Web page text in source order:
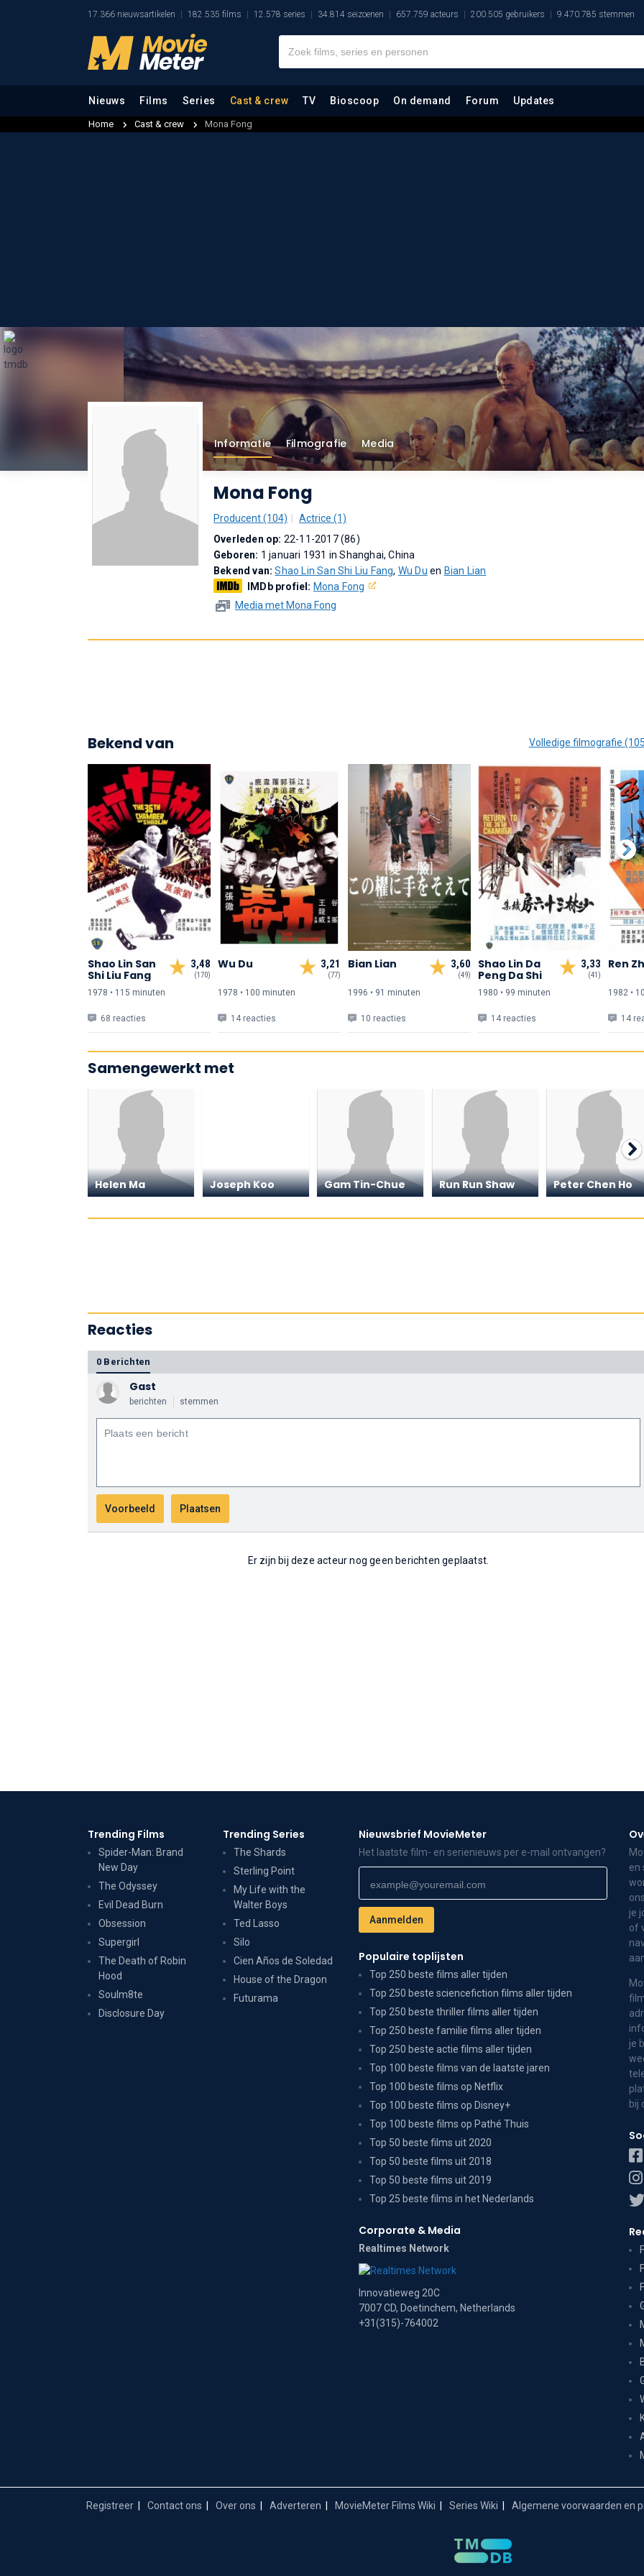
17.366 nieuwsartikelen 182.535 films 12.578 series 34.814 seizoenen 657.759 acteurs 200.505 gebruikers 9.470.785 stemmen
Nieuws Films Series Cast & crew TV Bioscoop On demand Forum Updates
Home Cast & crew Mona Fong
Informatie Filmografie Media
Mona Fong
Producent (104)
Actrice (1)
Overleden op: 22-11-2017 (86)
Geboren: 1 januari 1931 in Shanghai, China
Bekend van:Shao Lin San Shi Liu Fang, Wu Du en Bian Lian
IMDb profiel: Mona Fong
Media met Mona Fong
Bekend van Volledige filmografie
3,48
(170)
Shao Lin San
Shi Liu Fang
1978 • 115 minuten
68 reacties
3,21
(77)
Wu Du
1978 • 100 minuten
14 reacties
3,60
(49)
Bian Lian
1996 • 91 minuten
10 reacties
3,33
(41)
Shao Lin Da
Peng Da Shi
1980 • 99 minuten
14 reacties
Ren
1982 •
14
Samengewerkt met
Helen Ma Joseph Koo Gam Tin-Chue Run Run Shaw Peter Chen Ho
Reacties
0 Berichten
Gast
berichten stemmen
Er zijn bij deze acteur nog geen berichten geplaatst.
Trending Films
Spider-Man: Brand
New Day
The Odyssey
Evil Dead Burn
Obsession
Supergirl
The Death of Robin
Hood
Soulm8te
Disclosure Day
Trending Series
The Shards
Sterling Point
My Life with the
Walter Boys
Ted Lasso
Silo
Cien Años de Soledad
House of the Dragon
Futurama
Nieuwsbrief MovieMeter
Het laatste film- en serienieuws per e-mail ontvangen?
Populaire toplijsten
Top 250 beste films aller tijden
Top 250 beste sciencefiction films aller tijden
Top 250 beste thriller films aller tijden
Top 250 beste familie films aller tijden
Top 250 beste actie films aller tijden
Top 100 beste films van de laatste jaren
Top 100 beste films op Netflix
Top 100 beste films op Disney+
Top 100 beste films op Pathé Thuis
Top 50 beste films uit 2020
Top 50 beste films uit 2018
Top 50 beste films uit 2019
Top 25 beste films in het Nederlands
Corporate & Media
Realtimes Network
Innovatieweg 20C
7007 CD, Doetinchem, Netherlands
+31(315)-764002
en
je
of
je
bij
Registreer Contact ons Over ons Adverteren MovieMeter Films Wiki Series Wiki Algemene voorwaarden en